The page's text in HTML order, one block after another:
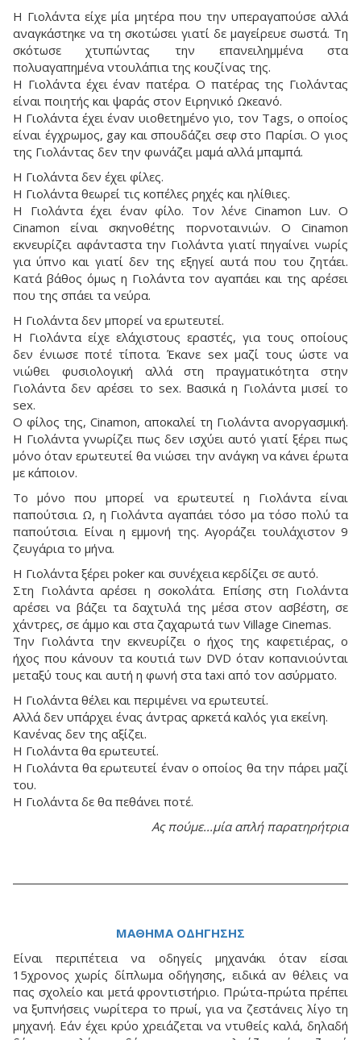
Η Γιολάντα είχε μία μητέρα που την υπεραγαπούσε αλλά
αναγκάστηκε να τη σκοτώσει γιατί δε μαγείρευε σωστά. Τη
σκότωσε χτυπώντας την επανειλημμένα στα
πολυαγαπημένα ντουλάπια της κουζίνας της.
Η Γιολάντα έχει έναν πατέρα. Ο πατέρας της Γιολάντας
είναι ποιητής και ψαράς στον Ειρηνικό Ωκεανό.
Η Γιολάντα έχει έναν υιοθετημένο γιο, τον Tags, ο οποίος
είναι έγχρωμος, gay και σπουδάζει σεφ στο Παρίσι. Ο γιος
της Γιολάντας δεν την φωνάζει μαμά αλλά μπαμπά.
Η Γιολάντα δεν έχει φίλες.
Η Γιολάντα θεωρεί τις κοπέλες ρηχές και ηλίθιες.
Η Γιολάντα έχει έναν φίλο. Τον λένε Cinamon Luv. Ο
Cinamon είναι σκηνοθέτης πορνοταινιών. O Cinamon
εκνευρίζει αφάνταστα την Γιολάντα γιατί πηγαίνει νωρίς
για ύπνο και γιατί δεν της εξηγεί αυτά που του ζητάει.
Κατά βάθος όμως η Γιολάντα τον αγαπάει και της αρέσει
που της σπάει τα νεύρα.
Η Γιολάντα δεν μπορεί να ερωτευτεί.
Η Γιολάντα είχε ελάχιστους εραστές, για τους οποίους
δεν ένιωσε ποτέ τίποτα. Έκανε sex μαζί τους ώστε να
νιώθει φυσιολογική αλλά στη πραγματικότητα στην
Γιολάντα δεν αρέσει το sex. Βασικά η Γιολάντα μισεί το
sex.
Ο φίλος της, Cinamon, αποκαλεί τη Γιολάντα ανοργασμική.
Η Γιολάντα γνωρίζει πως δεν ισχύει αυτό γιατί ξέρει πως
μόνο όταν ερωτευτεί θα νιώσει την ανάγκη να κάνει έρωτα
με κάποιον.
Το μόνο που μπορεί να ερωτευτεί η Γιολάντα είναι
παπούτσια. Ω, η Γιολάντα αγαπάει τόσο μα τόσο πολύ τα
παπούτσια. Είναι η εμμονή της. Αγοράζει τουλάχιστον 9
ζευγάρια το μήνα.
Η Γιολάντα ξέρει poker και συνέχεια κερδίζει σε αυτό.
Στη Γιολάντα αρέσει η σοκολάτα. Επίσης στη Γιολάντα
αρέσει να βάζει τα δαχτυλά της μέσα στον ασβέστη, σε
χάντρες, σε άμμο και στα ζαχαρωτά των Village Cinemas.
Την Γιολάντα την εκνευρίζει ο ήχος της καφετιέρας, ο
ήχος που κάνουν τα κουτιά των DVD όταν κοπανιούνται
μεταξύ τους και αυτή η φωνή στα taxi από τον ασύρματο.
Η Γιολάντα θέλει και περιμένει να ερωτευτεί.
Αλλά δεν υπάρχει ένας άντρας αρκετά καλός για εκείνη.
Κανένας δεν της αξίζει.
Η Γιολάντα θα ερωτευτεί.
Η Γιολάντα θα ερωτευτεί έναν ο οποίος θα την πάρει μαζί
του.
Η Γιολάντα δε θα πεθάνει ποτέ.
Ας πούμε...μία απλή παρατηρήτρια
ΜΑΘΗΜΑ ΟΔΗΓΗΣΗΣ
Είναι περιπέτεια να οδηγείς μηχανάκι όταν είσαι
15χρονος χωρίς δίπλωμα οδήγησης, ειδικά αν θέλεις να
πας σχολείο και μετά φροντιστήριο. Πρώτα-πρώτα πρέπει
να ξυπνήσεις νωρίτερα το πρωί, για να ζεστάνεις λίγο τη
μηχανή. Εάν έχει κρύο χρειάζεται να ντυθείς καλά, δηλαδή